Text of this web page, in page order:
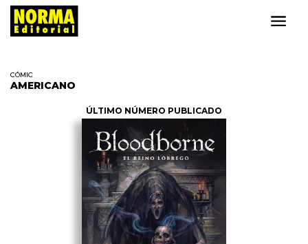
CÓMIC
AMERICANO
ÚLTIMO NÚMERO PUBLICADO